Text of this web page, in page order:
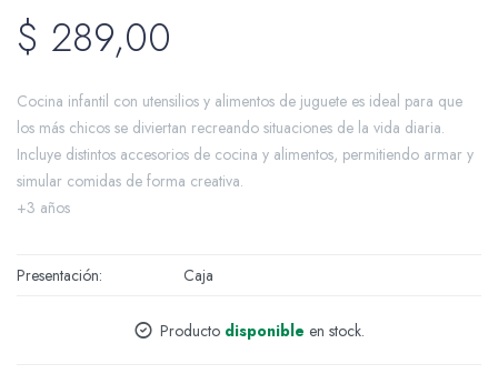
$ 289,00
Cocina infantil con utensilios y alimentos de juguete es ideal para que
los más chicos se diviertan recreando situaciones de la vida diaria.
Incluye distintos accesorios de cocina y alimentos, permitiendo armar y
simular comidas de forma creativa.
+3 años
Presentación Caja
Producto disponible en stock.
Perfumería
Accesorios